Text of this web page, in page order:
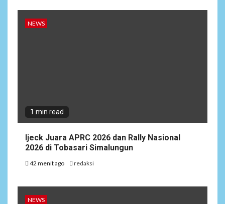
NEWS
1 min read
Ijeck Juara APRC 2026 dan Rally Nasional
2026 di Tobasari Simalungun
42 menit ago redaksi
NEWS